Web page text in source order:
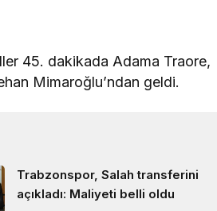
45. dakikada Adama Traore,
Mimaroğlu’ndan geldi.
Trabzonspor, Salah transferini
açıkladı: Maliyeti belli oldu